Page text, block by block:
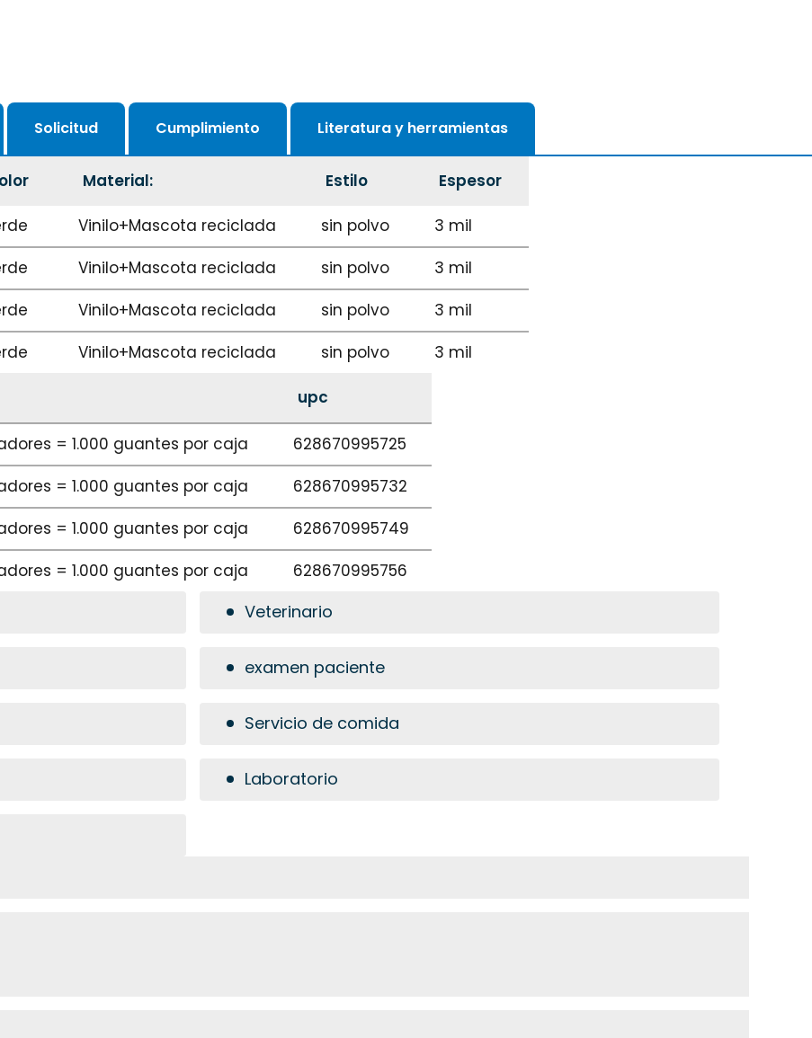
Solicitud Cumplimiento Literatura y herramientas
Material: Estilo Espesor
Vinilo+Mascota reciclada sin polvo
3 mil
Vinilo+Mascota reciclada sin polvo
3 mil
Vinilo+Mascota reciclada sin polvo
3 mil
Vinilo+Mascota reciclada sin polvo 3 mil
upc
= 1.000 guantes por caja
628670995725
= 1.000 guantes por caja
628670995732
= 1.000 guantes por caja
628670995749
= 1.000 guantes por caja 628670995756
Veterinario
examen paciente
Servicio de comida
Laboratorio